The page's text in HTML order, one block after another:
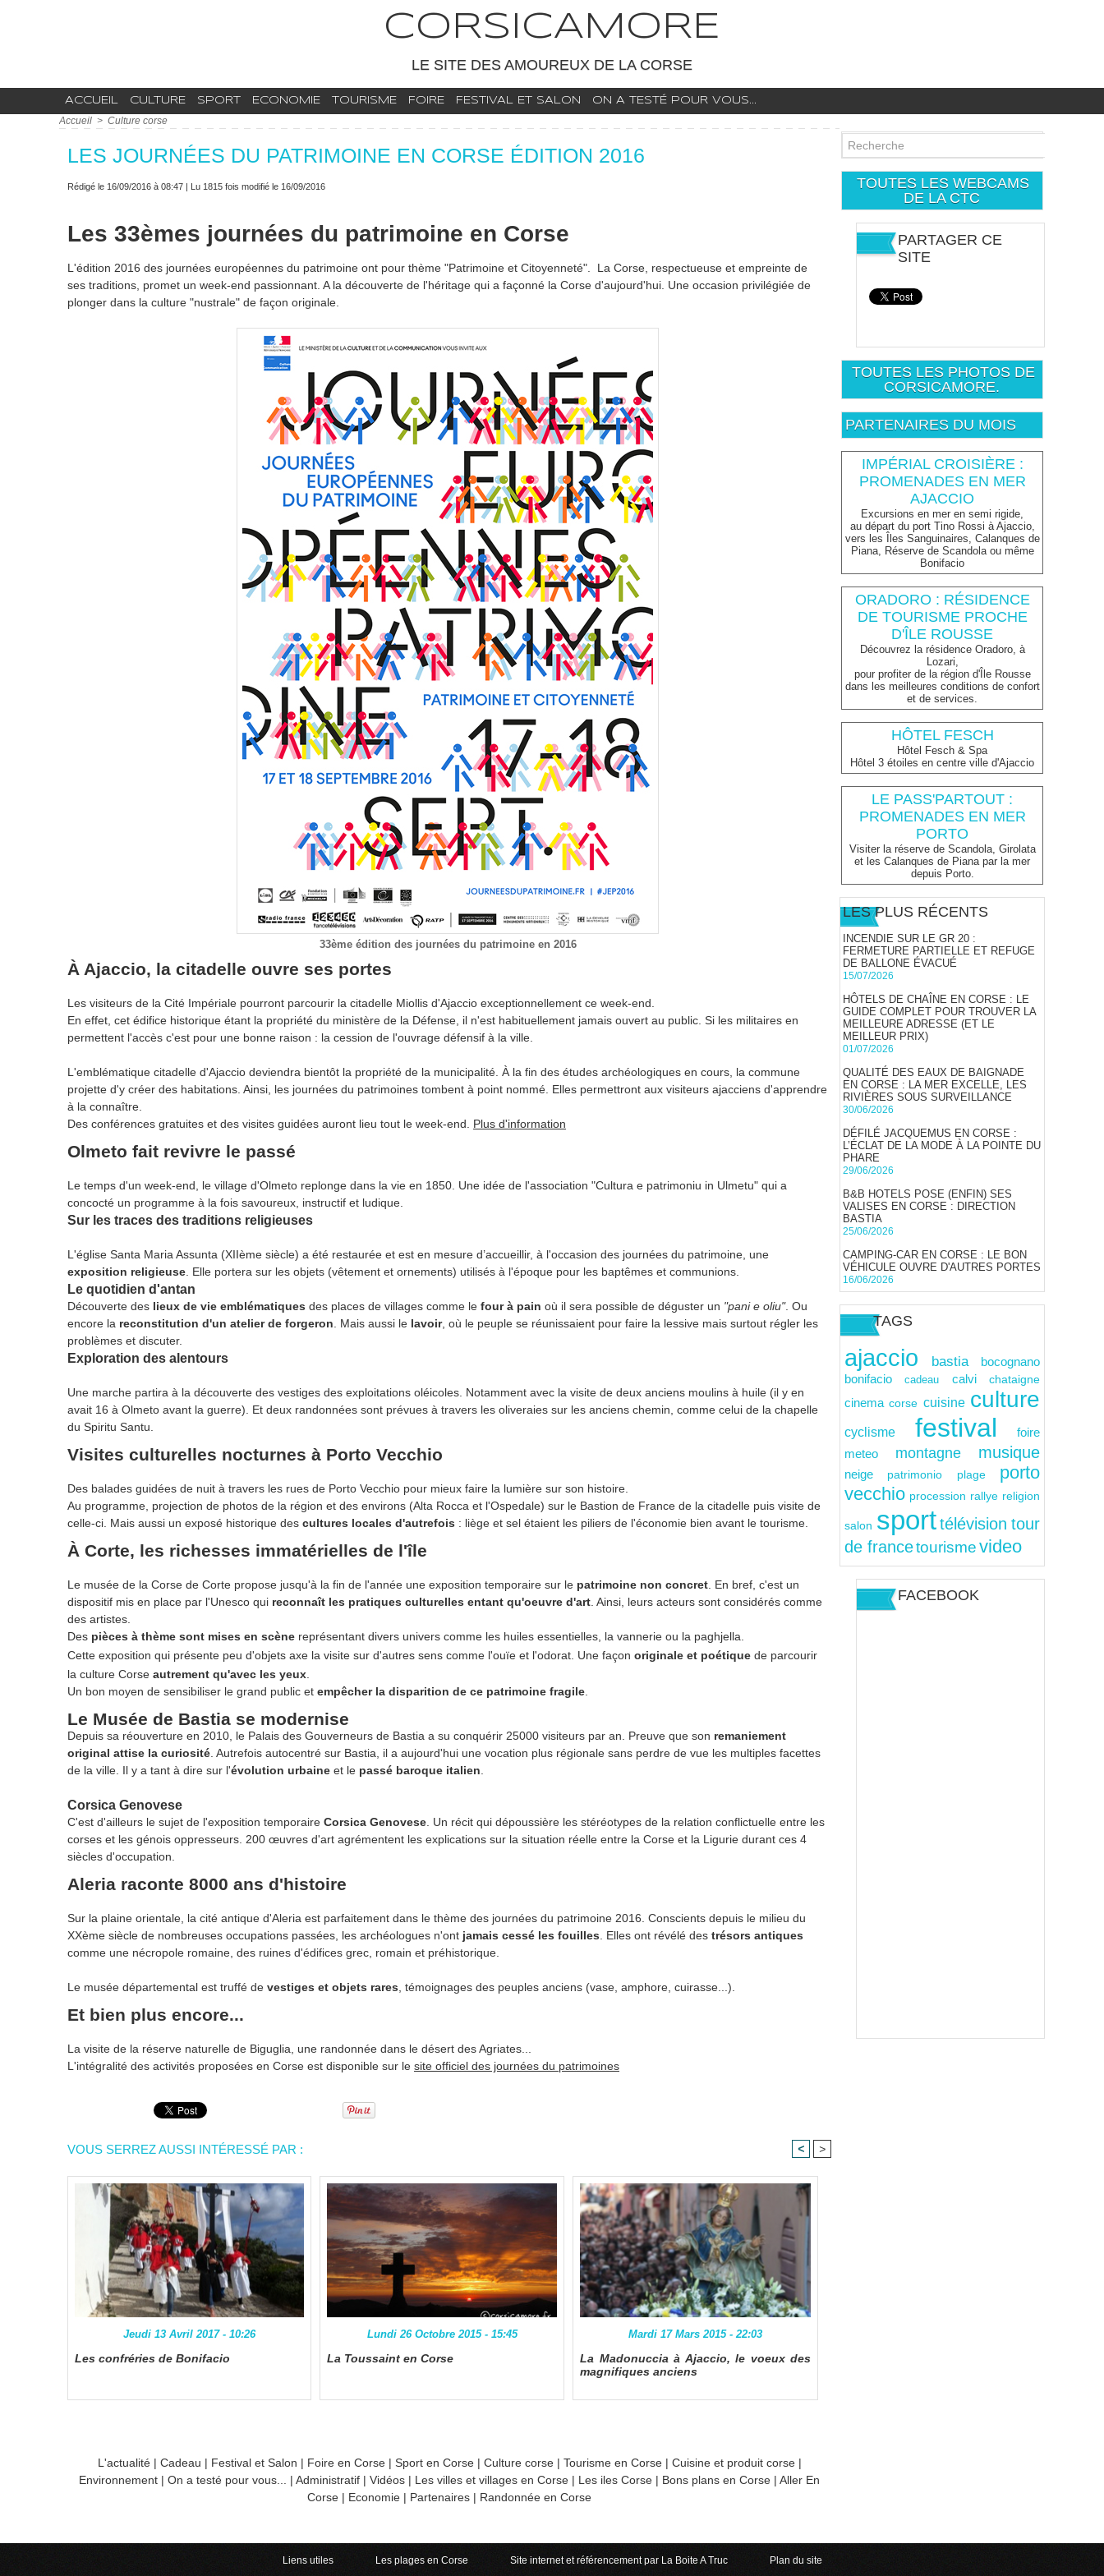
CORSICAMORE
LE SITE DES AMOUREUX DE LA CORSE
ACCUEIL CULTURE SPORT ECONOMIE TOURISME FOIRE FESTIVAL ET SALON ON A TESTÉ POUR VOUS...
Accueil > Culture corse
LES JOURNÉES DU PATRIMOINE EN CORSE ÉDITION 2016
Rédigé le 16/09/2016 à 08:47 | Lu 1815 fois modifié le 16/09/2016
Les 33èmes journées du patrimoine en Corse
L'édition 2016 des journées européennes du patrimoine ont pour thème "Patrimoine et Citoyenneté". La Corse, respectueuse et empreinte de
ses traditions, promet un week-end passionnant. A la découverte de l'héritage qui a façonné la Corse d'aujourd'hui. Une occasion privilégiée de
plonger dans la culture "nustrale" de façon originale.
33ème édition des journées du patrimoine en 2016
À Ajaccio, la citadelle ouvre ses portes
Les visiteurs de la Cité Impériale pourront parcourir la citadelle Miollis d'Ajaccio exceptionnellement ce week-end.
En effet, cet édifice historique étant la propriété du ministère de la Défense, il n'est habituellement jamais ouvert au public. Si les militaires en
permettent l'accès c'est pour une bonne raison : la cession de l'ouvrage défensif à la ville.
L'emblématique citadelle d'Ajaccio deviendra bientôt la propriété de la municipalité. À la fin des études archéologiques en cours, la commune
projette d'y créer des habitations. Ainsi, les journées du patrimoines tombent à point nommé. Elles permettront aux visiteurs ajacciens d'apprendre
à la connaître.
Des conférences gratuites et des visites guidées auront lieu tout le week-end. Plus d'information
Olmeto fait revivre le passé
Le temps d'un week-end, le village d'Olmeto replonge dans la vie en 1850. Une idée de l'association "Cultura e patrimoniu in Ulmetu" qui a
concocté un programme à la fois savoureux, instructif et ludique.
Sur les traces des traditions religieuses
L'église Santa Maria Assunta (XIIème siècle) a été restaurée et est en mesure d’accueillir, à l'occasion des journées du patrimoine, une
exposition religieuse . Elle portera sur les objets (vêtement et ornements) utilisés à l'époque pour les baptêmes et communions.
Le quotidien d'antan
Découverte des lieux de vie emblématiques des places de villages comme le four à pain où il sera possible de déguster un "pani e oliu". Ou
encore la reconstitution d'un atelier de forgeron . Mais aussi le lavoir, où le peuple se réunissaient pour faire la lessive mais surtout régler les
problèmes et discuter.
Exploration des alentours
Une marche partira à la découverte des vestiges des exploitations oléicoles. Notamment avec la visite de deux anciens moulins à huile (il y en
avait 16 à Olmeto avant la guerre). Et deux randonnées sont prévues à travers les oliveraies sur les anciens chemin, comme celui de la chapelle
du Spiritu Santu.
Visites culturelles nocturnes à Porto Vecchio
Des balades guidées de nuit à travers les rues de Porto Vecchio pour mieux faire la lumière sur son histoire.
Au programme, projection de photos de la région et des environs (Alta Rocca et l'Ospedale) sur le Bastion de France de la citadelle puis visite de
celle-ci. Mais aussi un exposé historique des cultures locales d'autrefois : liège et sel étaient les piliers de l'économie bien avant le tourisme.
À Corte, les richesses immatérielles de l'île
Le musée de la Corse de Corte propose jusqu'à la fin de l'année une exposition temporaire sur le patrimoine non concret . En bref, c'est un
dispositif mis en place par l'Unesco qui reconnaît les pratiques culturelles entant qu'oeuvre d'art . Ainsi, leurs acteurs sont considérés comme
des artistes.
Des pièces à thème sont mises en scène représentant divers univers comme les huiles essentielles, la vannerie ou la paghjella.
Cette exposition qui présente peu d'objets axe la visite sur d'autres sens comme l'ouïe et l'odorat. Une façon originale et poétique de parcourir
la culture Corse autrement qu'avec les yeux
Un bon moyen de sensibiliser le grand public et empêcher la disparition de ce patrimoine fragile
Le Musée de Bastia se modernise
Depuis sa réouverture en 2010, le Palais des Gouverneurs de Bastia a su conquérir 25000 visiteurs par an. Preuve que son remaniement
original attise la curiosité . Autrefois autocentré sur Bastia, il a aujourd'hui une vocation plus régionale sans perdre de vue les multiples facettes
de la ville. Il y a tant à dire sur l'évolution urbaine et le passé baroque italien
Corsica Genovese
C'est d'ailleurs le sujet de l'exposition temporaire Corsica Genovese . Un récit qui dépoussière les stéréotypes de la relation conflictuelle entre les
corses et les génois oppresseurs. 200 œuvres d'art agrémentent les explications sur la situation réelle entre la Corse et la Ligurie durant ces 4
siècles d'occupation.
Aleria raconte 8000 ans d'histoire
Sur la plaine orientale, la cité antique d'Aleria est parfaitement dans le thème des journées du patrimoine 2016. Conscients depuis le milieu du
XXème siècle de nombreuses occupations passées, les archéologues n'ont jamais cessé les fouilles . Elles ont révélé des trésors antiques
comme une nécropole romaine, des ruines d'édifices grec, romain et préhistorique.
Le musée départemental est truffé de vestiges et objets rares , témoignages des peuples anciens (vase, amphore, cuirasse...).
Et bien plus encore...
La visite de la réserve naturelle de Biguglia, une randonnée dans le désert des Agriates...
L'intégralité des activités proposées en Corse est disponible sur le site officiel des journées du patrimoines
VOUS SERREZ AUSSI INTÉRESSÉ PAR : < >
Jeudi 13 Avril 2017 - 10:26
Les confréries de Bonifacio
Lundi 26 Octobre 2015 - 15:45
La Toussaint en Corse
Mardi 17 Mars 2015 - 22:03
La Madonuccia à Ajaccio, le voeux des
magnifiques anciens
L'actualité | Cadeau | Festival et Salon | Foire en Corse | Sport en Corse | Culture corse | Tourisme en Corse | Cuisine et produit corse |
Environnement | On a testé pour vous... | Administratif | Vidéos | Les villes et villages en Corse | Les iles Corse | Bons plans en Corse | Aller En
Corse | Economie | Partenaires | Randonnée en Corse
TOUTES LES WEBCAMS
DE LA CTC
PARTAGER CE
SITE
TOUTES LES PHOTOS DE
CORSICAMORE.
PARTENAIRES DU MOIS
IMPÉRIAL CROISIÈRE :
PROMENADES EN MER
AJACCIO
Excursions en mer en semi rigide,
au départ du port Tino Rossi à Ajaccio,
vers les Îles Sanguinaires, Calanques de
Piana, Réserve de Scandola ou même
Bonifacio
ORADORO : RÉSIDENCE
DE TOURISME PROCHE
D'ÎLE ROUSSE
Découvrez la résidence Oradoro, à
Lozari,
pour profiter de la région d'Île Rousse
dans les meilleures conditions de confort
et de services.
HÔTEL FESCH
Hôtel Fesch & Spa
Hôtel 3 étoiles en centre ville d'Ajaccio
LE PASS'PARTOUT :
PROMENADES EN MER
PORTO
Visiter la réserve de Scandola, Girolata
et les Calanques de Piana par la mer
depuis Porto.
LES PLUS RÉCENTS
INCENDIE SUR LE GR 20 :
FERMETURE PARTIELLE ET REFUGE
DE BALLONE ÉVACUÉ
15/07/2026
HÔTELS DE CHAÎNE EN CORSE : LE
GUIDE COMPLET POUR TROUVER LA
MEILLEURE ADRESSE (ET LE
MEILLEUR PRIX)
01/07/2026
QUALITÉ DES EAUX DE BAIGNADE
EN CORSE : LA MER EXCELLE, LES
RIVIÈRES SOUS SURVEILLANCE
30/06/2026
DÉFILÉ JACQUEMUS EN CORSE :
L’ÉCLAT DE LA MODE À LA POINTE DU
PHARE
29/06/2026
B&B HOTELS POSE (ENFIN) SES
VALISES EN CORSE : DIRECTION
BASTIA
25/06/2026
CAMPING-CAR EN CORSE : LE BON
VÉHICULE OUVRE D'AUTRES PORTES
16/06/2026
TAGS
ajaccio bastia bocognano
bonifacio cadeau calvi chataigne
cinema corse cuisine culture
cyclisme festival foire
meteo montagne musique
neige patrimonio plage
porto
vecchio procession rallye religion
salon sport télévision tour
de francetourismevideo
FACEBOOK
Liens utiles Les plages en Corse Site internet et référencement par La Boite A Truc Plan du site